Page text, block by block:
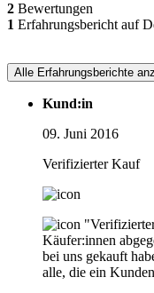
2 Bewertungen
1 Erfahrungsbericht auf
Alle Erfahrungsberichte
Kund:in
09. Juni 2016
Verifizierter Kauf
Käufer:innen
bei uns gekauft
alle, die ein